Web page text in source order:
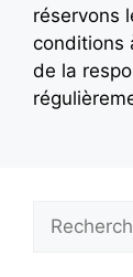
réservons
conditions
de la
Rechercher :